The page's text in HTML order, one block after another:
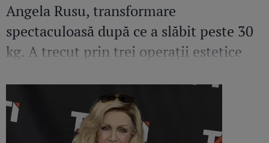
Angela Rusu, transformare
spectaculoasă după ce a slăbit peste 30
kg. A trecut prin trei operații estetice
urâtă femeie din lume!"